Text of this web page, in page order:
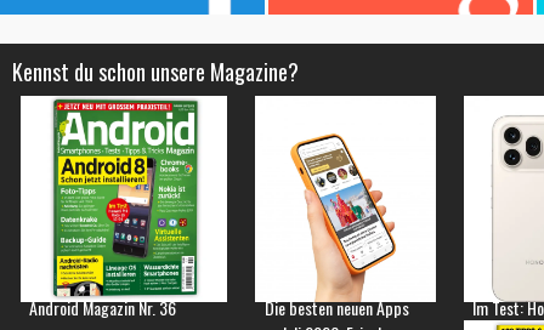
Kennst du schon unsere Magazine?
Android Magazin Nr. 36
Die besten neuen Apps
Im Test: